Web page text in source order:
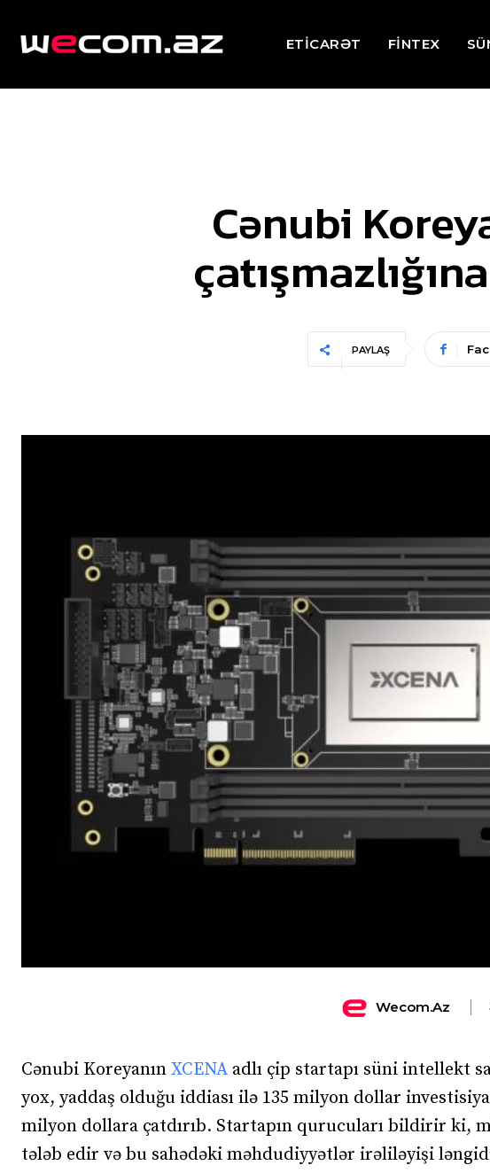
ETİCARƏT FİNTEX
Cənubi
PAYLAŞ
Wecom.az
Cənubi Koreyanın XCENA adlı çip startapı süni intellekt
yox, yaddaş olduğu iddiası ilə 135 milyon dollar
milyon dollara çatdırıb. Startapın qurucuları bildirir ki,
tələb edir və bu sahədəki məhdudiyyətlər irəliləyişi